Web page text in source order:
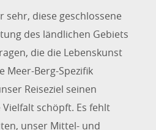
sehr, diese geschlossene
des ländlichen Gebiets
die die Lebenskunst
Meer-Berg-Spezifik
Reiseziel seinen
schöpft. Es fehlt
unser Mittel- und